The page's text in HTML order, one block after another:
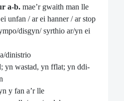
a-b. mae’r gwaith man lle
unfan / ar ei hanner / ar stop
disgyn/ syrthio ar/yn ei
dinistrio
yn wastad, yn fflat; yn ddi-
y fan a’r lle